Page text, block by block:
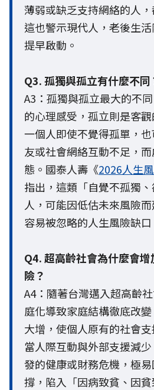
薄弱或缺乏支持網絡的人
這也警示現代人，老後生
提早啟動。
Q3. 孤獨與孤立有什麼不同
A3：孤獨與孤立最大的不
的心理感受，孤立則是客
一個人即使不覺得孤單，
友或社會網絡互動不足，
態。國泰人壽《2026人生
指出，這類「自覺不孤獨
人，可能因低估未來風險
容易被忽略的人生風險缺口
Q4. 超高齡社會為什麼會
險？
A4：隨著台灣邁入超高齡
庭化導致家庭結構徹底改
大增，使個人原有的社會
當人際互動與外部支援減
發的健康或財務危機，極
撐，陷入「因病致貧、因